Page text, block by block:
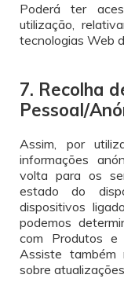
Poderá ter
utilização,
tecnologias Web
7. Recolha
Pessoal/
Assim, por
informações
volta para os
estado do
dispositivos
podemos
com Produtos e
Assiste também
sobre